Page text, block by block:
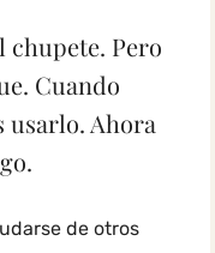
chupete. Pero
Cuando
usarlo. Ahora
de otros